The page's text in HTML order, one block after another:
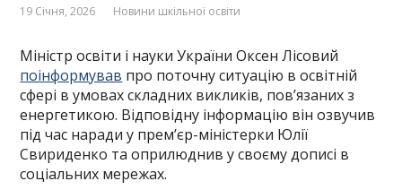
19 Січня, 2026 Новини шкільної освіти
Міністр освіти і науки України Оксен Лісовий
поінформував про поточну ситуацію в освітній
сфері в умовах складних викликів, пов’язаних з
енергетикою. Відповідну інформацію він озвучив
під час наради у премʼєр-міністерки Юлії
Свириденко та оприлюднив у своєму дописі в
соціальних мережах.